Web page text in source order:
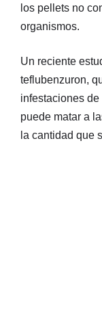
los pellets no
organismos.
Un reciente
teflubenzuron,
infestaciones
puede matar a
la cantidad que